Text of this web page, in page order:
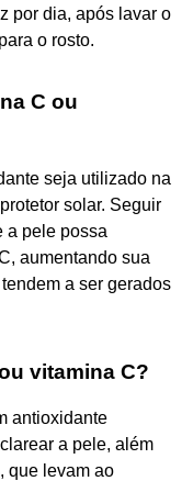
por dia, após lavar o
o rosto.
C ou
seja utilizado na
solar. Seguir
a pele possa
aumentando sua
a ser gerados
vitamina C?
antioxidante
a pele, além
que levam ao